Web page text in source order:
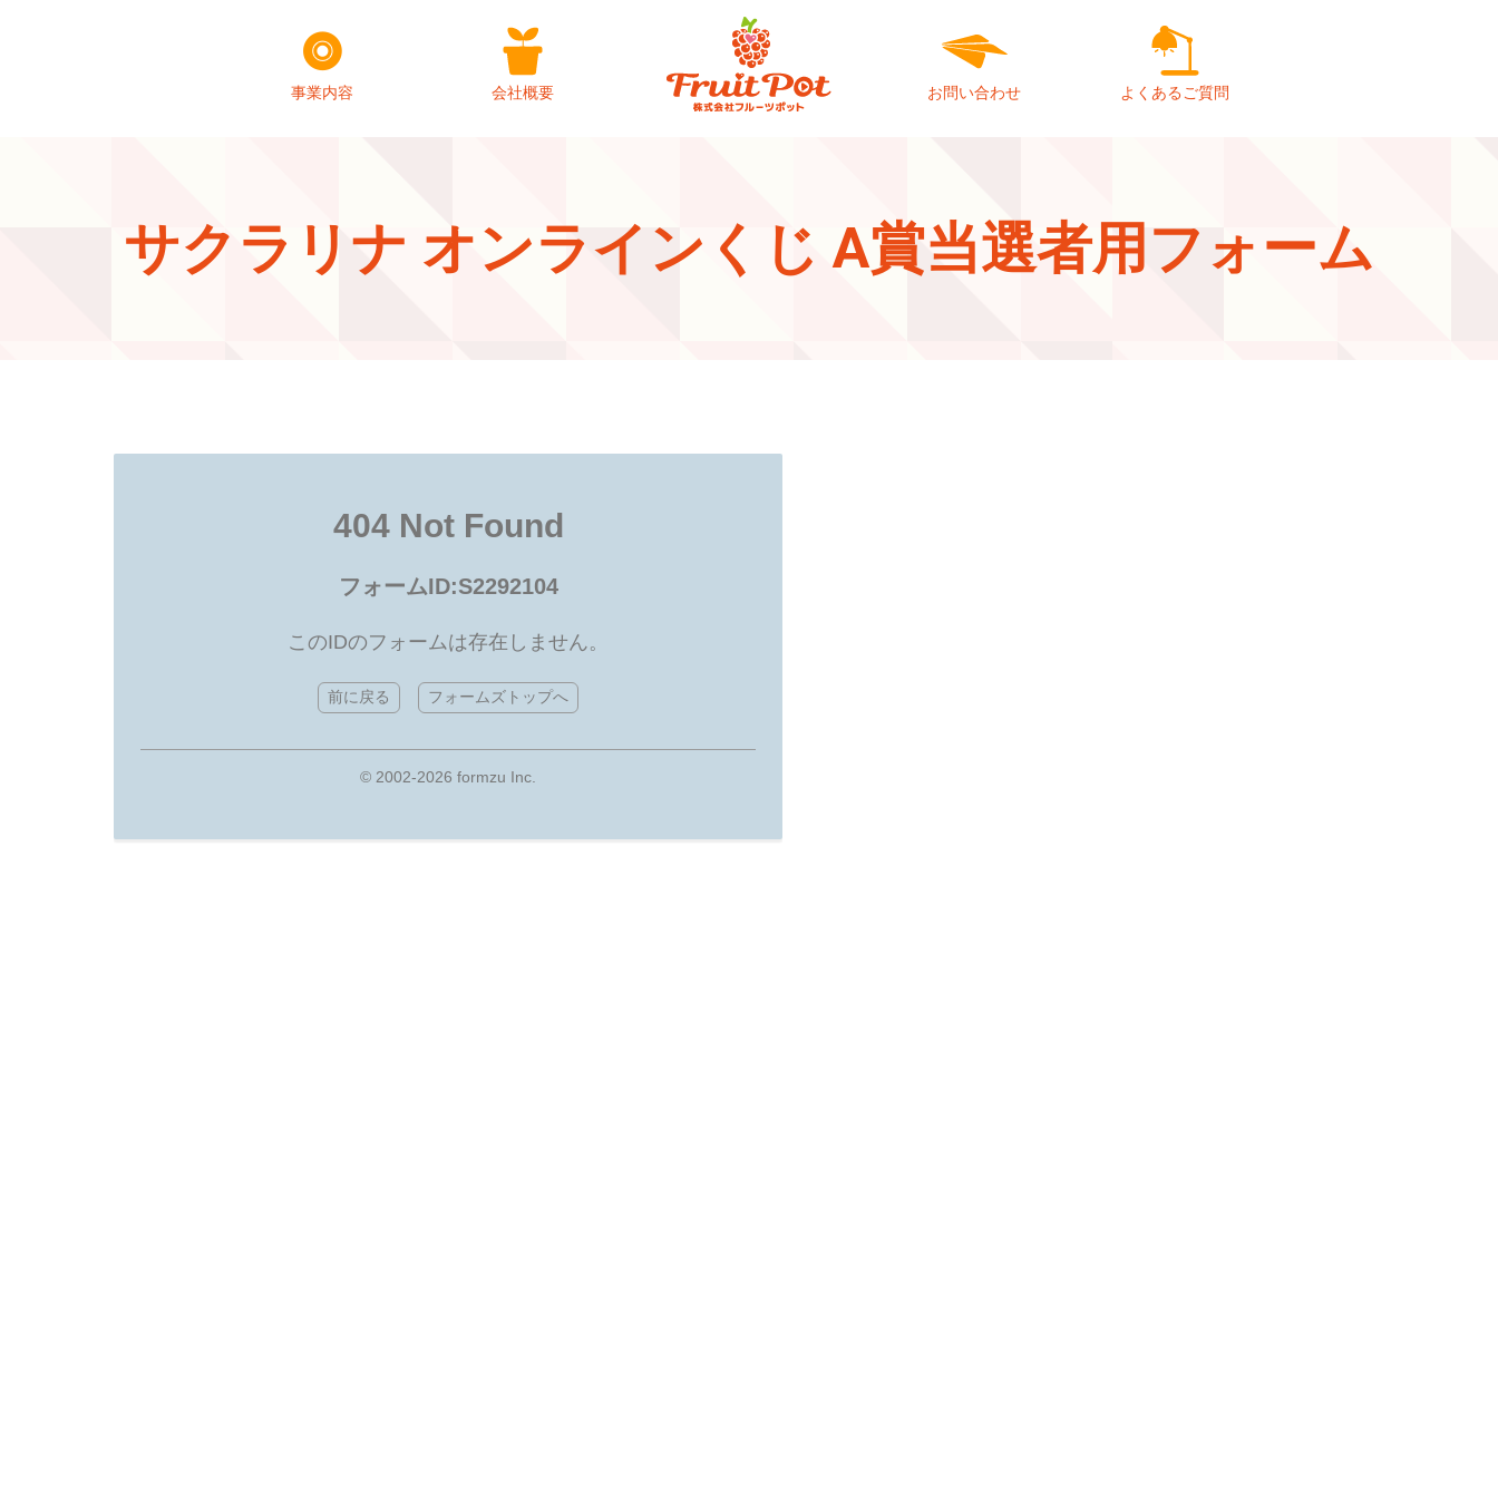
事業内容 会社概要 お問い合わせ よくあるご質問
サクラリナ オンラインくじ A賞当選者用フォーム